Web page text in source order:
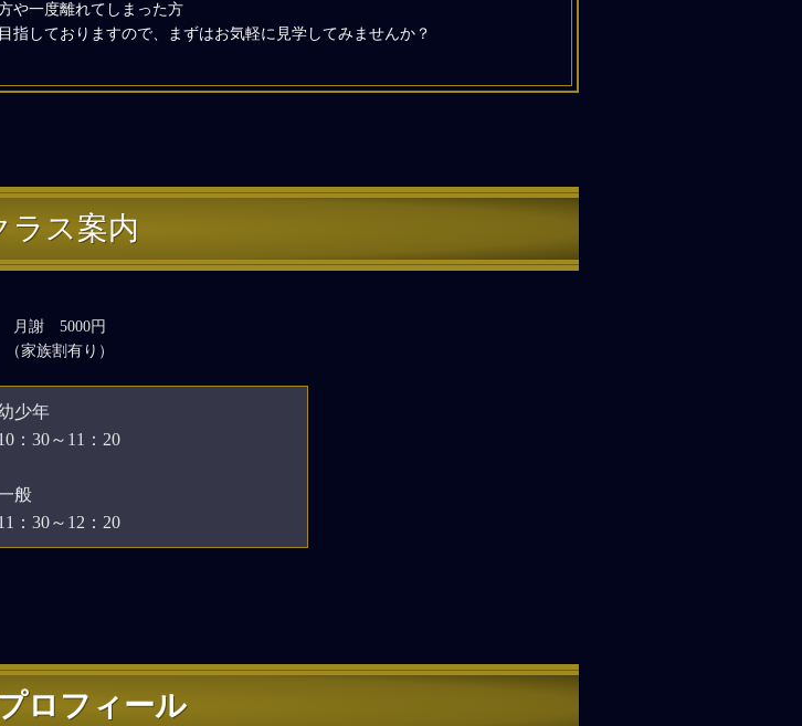
や一度離れてしまった方
指しておりますので、まずはお気軽に見学してみませんか？
ラス案内
月謝 5000円
（家族割有り）
少年
：30～11：20
般
：30～12：20
ロフィール